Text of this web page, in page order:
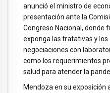
anunció el ministro de
presentación ante la
Congreso Nacional, donde
exponga las tratativas y
negociaciones con
como los requerimientos
salud para atender la
Mendoza en su exposición